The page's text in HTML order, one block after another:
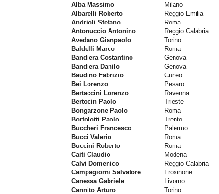
Alba Massimo
Milano
Albarelli Roberto
Reggio Emilia
Andrioli Stefano
Roma
Antonuccio Antonino
Reggio Calabria
Avedano Gianpaolo
Torino
Baldelli Marco
Roma
Bandiera Costantino
Genova
Bandiera Danilo
Genova
Baudino Fabrizio
Cuneo
Bei Lorenzo
Pesaro
Bertaccini Lorenzo
Ravenna
Bertocin Paolo
Trieste
Bongarzone Paolo
Roma
Bortolotti Paolo
Trento
Buccheri Francesco
Palermo
Bucci Valerio
Roma
Buccini Roberto
Roma
Caiti Claudio
Modena
Calvi Domenico
Reggio Calabria
Campagiorni Salvatore
Frosinone
Canessa Gabriele
Livorno
Cannito Arturo
Torino